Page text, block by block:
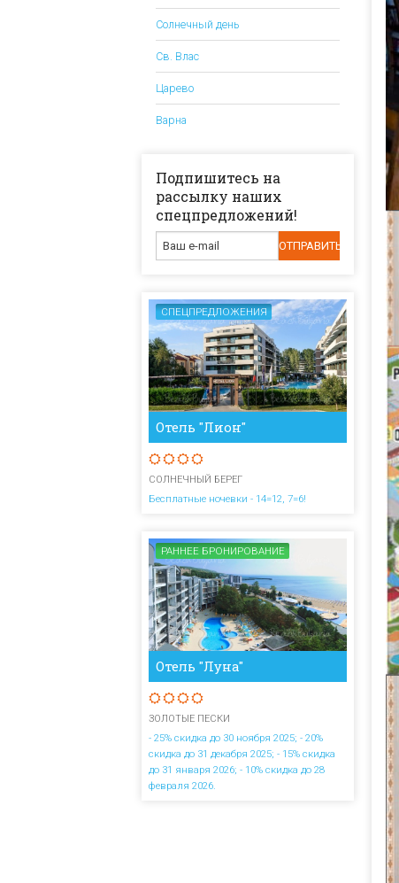
Солнечный день
Св. Влас
Царево
Варна
Подпишитесь на
рассылку наших
спецпредложений!
СПЕЦПРЕДЛОЖЕНИЯ
Отель "Лион"
СОЛНЕЧНЫЙ БЕРЕГ
Бесплатные ночевки - 14=12, 7=6!
РАННЕЕ БРОНИРОВАНИЕ
Отель "Луна"
ЗОЛОТЫЕ ПЕСКИ
- 25% скидка до 30 ноября 2025; - 20%
скидка до 31 декабря 2025; - 15% скидка
до 31 января 2026; - 10% скидка до 28
февраля 2026.